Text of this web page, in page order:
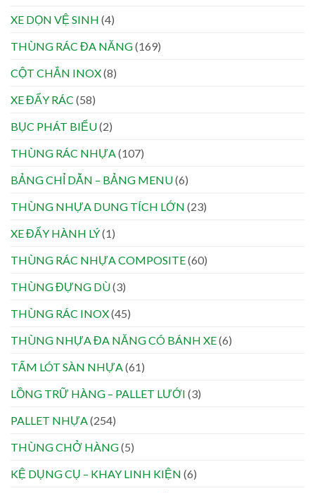
XE DỌN VỆ SINH (4)
THÙNG RÁC ĐA NĂNG(169)
CỘT CHẮN INOX(8)
XE ĐẨY RÁC (58)
BỤC PHÁT BIỂU(2)
THÙNG RÁC NHỰA(107)
BẢNG CHỈ DẪN – BẢNG MENU(6)
THÙNG NHỰA DUNG TÍCH LỚN (23)
XE ĐẨY HÀNH LÝ(1)
THÙNG RÁC NHỰA COMPOSITE(60)
THÙNG ĐỰNG DÙ(3)
THÙNG RÁC INOX(45)
THÙNG NHỰA ĐA NĂNG CÓ BÁNH XE(6)
TẤM LÓT SÀN NHỰA(61)
LỒNG TRỮ HÀNG – PALLET LƯỚI (3)
PALLET NHỰA(254)
THÙNG CHỞ HÀNG(5)
KỆ DỤNG CỤ – KHAY LINH KIỆN (6)